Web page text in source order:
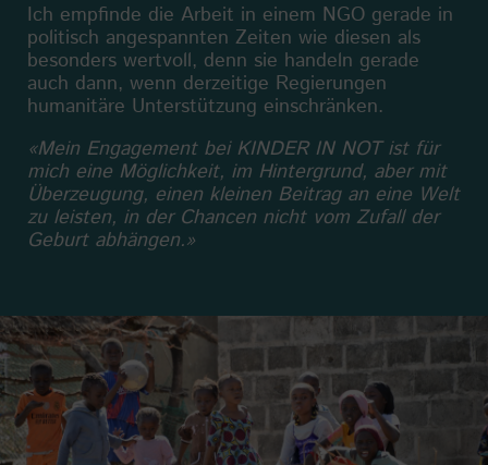
Ich empfinde die Arbeit in einem NGO gerade in
politisch angespannten Zeiten wie diesen als
besonders wertvoll, denn sie handeln gerade
auch dann, wenn derzeitige Regierungen
humanitäre Unterstützung einschränken.
«Mein Engagement bei KINDER IN NOT ist für
mich eine Möglichkeit, im Hintergrund, aber mit
Überzeugung, einen kleinen Beitrag an eine Welt
zu leisten, in der Chancen nicht vom Zufall der
Geburt abhängen.»